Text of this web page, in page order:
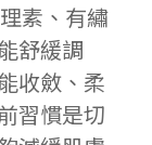
素、有繡
舒緩調
收斂、柔
習慣是切